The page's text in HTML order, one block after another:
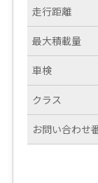
走行距離
最大積載量
車検
クラス
お問い合わせ